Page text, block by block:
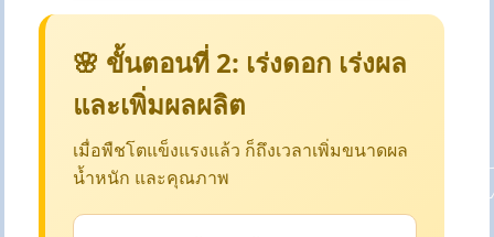
🌸 ขั้นตอนที่ 2: เร่งดอก เร่งผล
และเพิ่มผลผลิต
เมื่อพืชโตแข็งแรงแล้ว ก็ถึงเวลาเพิ่มขนาดผล
น้ำหนัก และคุณภาพ